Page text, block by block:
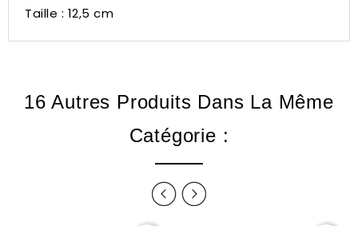
Taille : 12,5 cm
16 Autres Produits Dans La Même
Catégorie :